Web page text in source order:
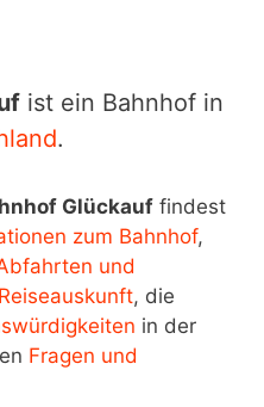
ist ein Bahnhof in
.
Glückauf findest
zum Bahnhof,
und
, die
in der
Fragen und